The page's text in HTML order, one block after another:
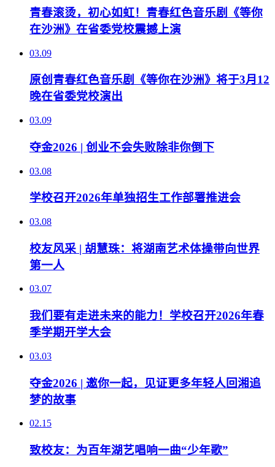
青春滚烫，初心如虹！青春红色音乐剧《等你
在沙洲》在省委党校震撼上演
03.09
原创青春红色音乐剧《等你在沙洲》将于3月12
晚在省委党校演出
03.09
夺金2026 | 创业不会失败除非你倒下
03.08
学校召开2026年单独招生工作部署推进会
03.08
校友风采 | 胡慧珠：将湖南艺术体操带向世界
第一人
03.07
我们要有走进未来的能力！学校召开2026年春
季学期开学大会
03.03
夺金2026 | 邀你一起，见证更多年轻人回湘追
梦的故事
02.15
致校友：为百年湖艺唱响一曲“少年歌”